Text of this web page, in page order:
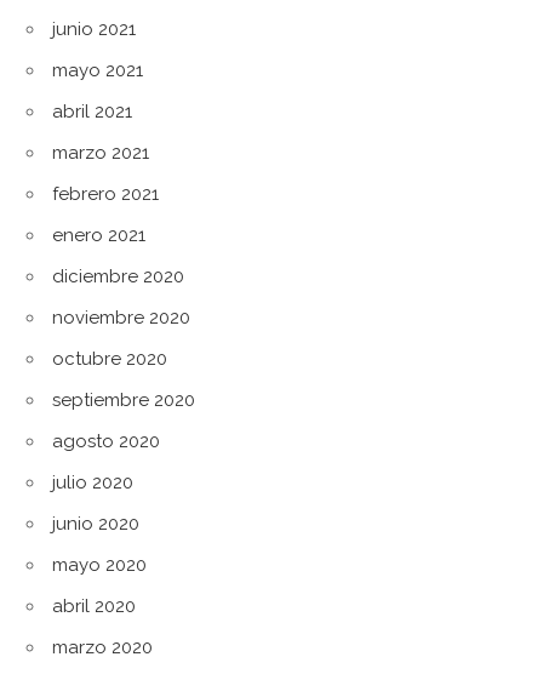
junio 2021
mayo 2021
abril 2021
marzo 2021
febrero 2021
enero 2021
diciembre 2020
noviembre 2020
octubre 2020
septiembre 2020
agosto 2020
julio 2020
junio 2020
mayo 2020
abril 2020
marzo 2020